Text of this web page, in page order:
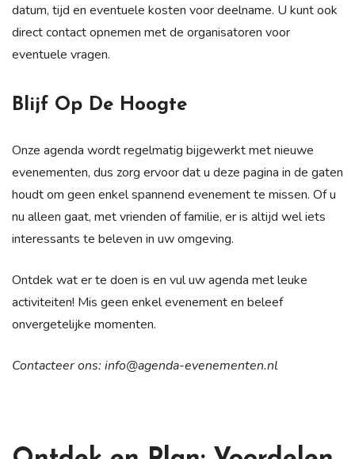
datum, tijd en eventuele kosten voor deelname. U kunt ook
direct contact opnemen met de organisatoren voor
eventuele vragen.
Blijf Op De Hoogte
Onze agenda wordt regelmatig bijgewerkt met nieuwe
evenementen, dus zorg ervoor dat u deze pagina in de gaten
houdt om geen enkel spannend evenement te missen. Of u
nu alleen gaat, met vrienden of familie, er is altijd wel iets
interessants te beleven in uw omgeving.
Ontdek wat er te doen is en vul uw agenda met leuke
activiteiten! Mis geen enkel evenement en beleef
onvergetelijke momenten.
Contacteer ons: info@agenda-evenementen.nl